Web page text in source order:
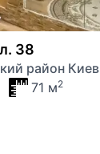
38
район Киев
71 м2